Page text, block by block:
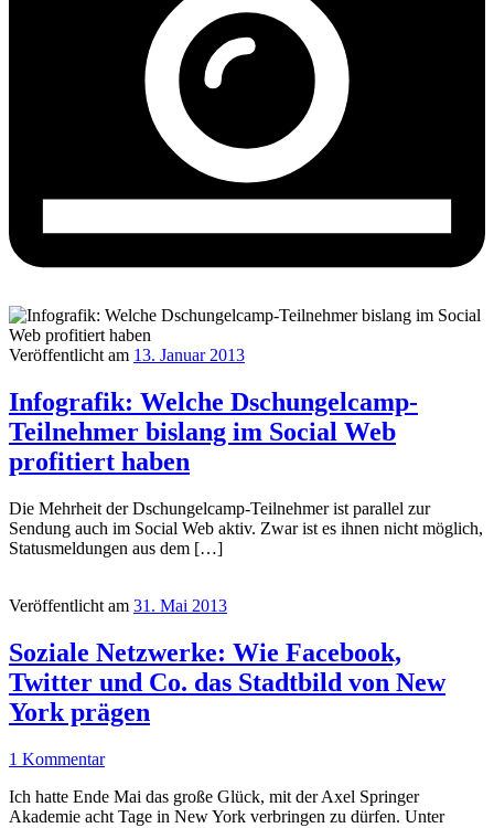
Veröffentlicht am 13. Januar 2013
Infografik: Welche Dschungelcamp-
Teilnehmer bislang im Social Web
profitiert haben
Die Mehrheit der Dschungelcamp-Teilnehmer ist parallel zur
Sendung auch im Social Web aktiv. Zwar ist es ihnen nicht möglich,
Statusmeldungen aus dem […]
Veröffentlicht am 31. Mai 2013
Soziale Netzwerke: Wie Facebook,
Twitter und Co. das Stadtbild von New
York prägen
1 Kommentar
Ich hatte Ende Mai das große Glück, mit der Axel Springer
Akademie acht Tage in New York verbringen zu dürfen. Unter